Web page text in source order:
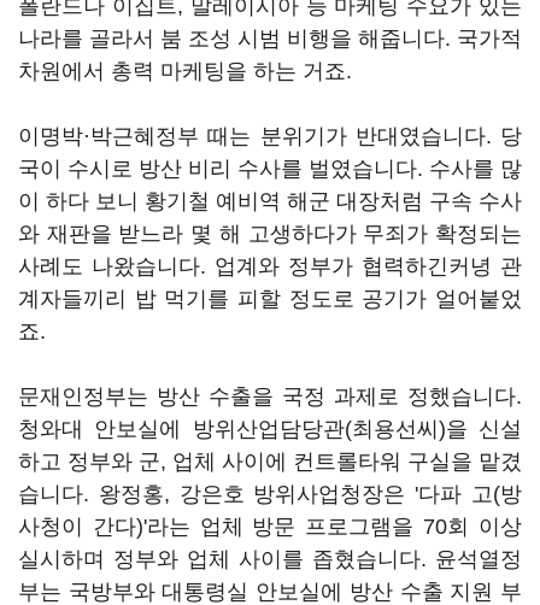
폴란드나 이집트, 말레이시아 등 마케팅 수요가 있는
나라를 골라서 붐 조성 시범 비행을 해줍니다. 국가적
차원에서 총력 마케팅을 하는 거죠.
이명박·박근혜정부 때는 분위기가 반대였습니다. 당
국이 수시로 방산 비리 수사를 벌였습니다. 수사를 많
이 하다 보니 황기철 예비역 해군 대장처럼 구속 수사
와 재판을 받느라 몇 해 고생하다가 무죄가 확정되는
사례도 나왔습니다. 업계와 정부가 협력하긴커녕 관
계자들끼리 밥 먹기를 피할 정도로 공기가 얼어붙었
죠.
문재인정부는 방산 수출을 국정 과제로 정했습니다.
청와대 안보실에 방위산업담당관(최용선씨)을 신설
하고 정부와 군, 업체 사이에 컨트롤타워 구실을 맡겼
습니다. 왕정홍, 강은호 방위사업청장은 '다파 고(방
사청이 간다)'라는 업체 방문 프로그램을 70회 이상
실시하며 정부와 업체 사이를 좁혔습니다. 윤석열정
부는 국방부와 대통령실 안보실에 방산 수출 지원 부